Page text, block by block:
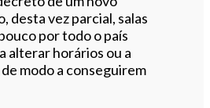
desta vez parcial, salas
por todo o país
alterar horários ou a
modo a conseguirem